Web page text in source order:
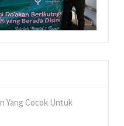
Yang Cocok Untuk